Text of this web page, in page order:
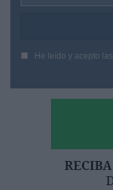
He leído y acepto las